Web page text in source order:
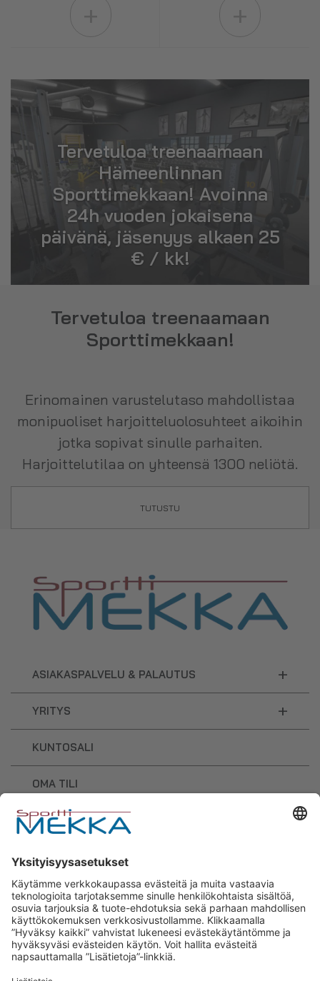
Tervetuloa treenaamaan
Hämeenlinnan
Sporttimekkaan! Avoinna
24h vuoden jokaisena
päivänä, jäsenyys alkaen 25
€ / kk!
Tervetuloa treenaamaan
Sporttimekkaan!
Erinomainen varustelutaso mahdollistaa
monipuoliset harjoitteluolosuhteet aikoihin
jotka sopivat sinulle parhaiten.
Harjoittelutilaa on yhteensä 1300 neliötä.
TUTUSTU
ASIAKASPALVELU & PALAUTUS +
YRITYS +
KUNTOSALI
OMA TILI
OSTOSKORI
Sporttimekka – lisäravinteiden ja
urheilutarvikkeiden osaaja